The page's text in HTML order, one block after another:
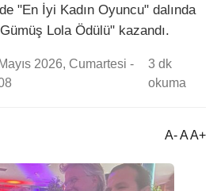
"En İyi Kadın Oyuncu" dalında
Lola Ödülü" kazandı.
2026, Cumartesi -
3 dk
okuma
A- A A+